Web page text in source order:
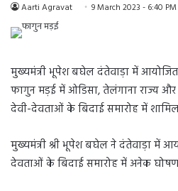
Aarti Agravat 9 March 2023 - 6:40 PM
मुख्यमंत्री भूपेश बघेल दंतेवाड़ा में
फागुन मड़ई में ओडिसा, तेलंगाना राज्य और
देवी-देवताओं के बिदाई समारोह में
मुख्यमंत्री श्री भूपेश बघेल ने दंतेवाड़ा में
देवताओं के बिदाई समारोह में अनेक